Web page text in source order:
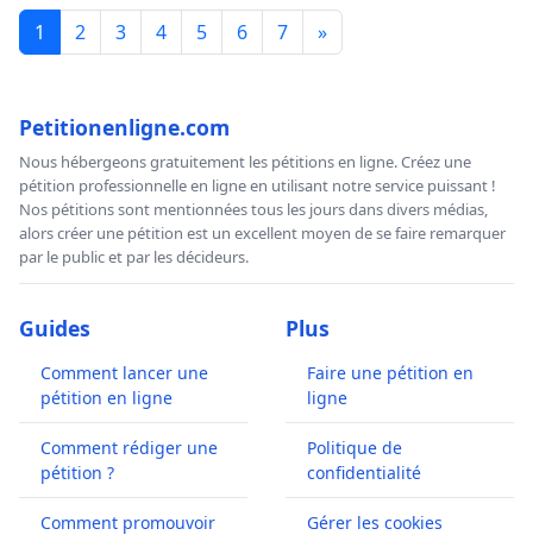
1 2 3 4 5 6 7 »
Petitionenligne.com
Nous hébergeons gratuitement les pétitions en ligne. Créez une
pétition professionnelle en ligne en utilisant notre service puissant !
Nos pétitions sont mentionnées tous les jours dans divers médias,
alors créer une pétition est un excellent moyen de se faire remarquer
par le public et par les décideurs.
Guides
Comment lancer une
pétition en ligne
Comment rédiger une
pétition ?
Comment promouvoir
Plus
Faire une pétition en
ligne
Politique de
confidentialité
Gérer les cookies